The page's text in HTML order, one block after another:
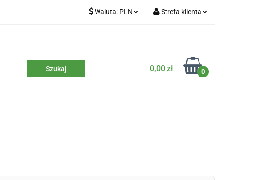
Waluta: PLN Strefa klienta
Dodaj zgłoszenie
0,00 zł 0